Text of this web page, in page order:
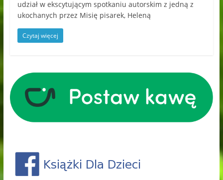
udział w ekscytującym spotkaniu autorskim z jedną z
ukochanych przez Misię pisarek, Heleną
Czytaj więcej